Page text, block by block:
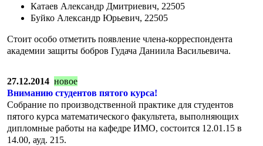
Катаев Александр Дмитриевич, 22505
Буйко Александр Юрьевич, 22505
Стоит особо отметить появление члена-корреспондента
академии защиты бобров Гудача Даниила Васильевича.
27.12.2014 новое
Вниманию студентов пятого курса!
Собрание по производственной практике для студентов
пятого курса математического факультета, выполняющих
дипломные работы на кафедре ИМО, состоится 12.01.15 в
14.00, ауд. 215.